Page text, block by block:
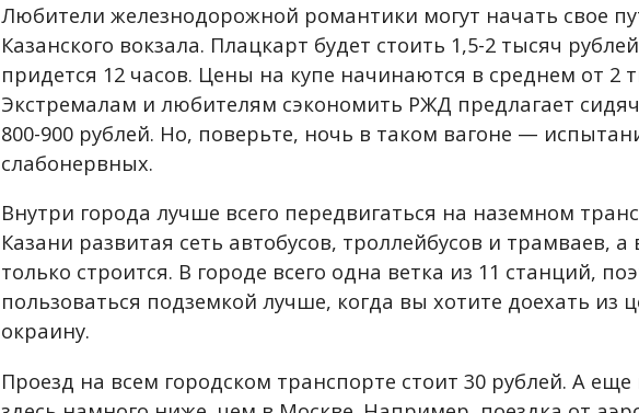
Любители железнодорожной романтики могут начать свое
Казанского вокзала. Плацкарт будет стоить 1,5-2 тысяч
придется 12 часов. Цены на купе начинаются в среднем от 2
Экстремалам и любителям сэкономить РЖД предлагает
800-900 рублей. Но, поверьте, ночь в таком вагоне —
слабонервных.
Внутри города лучше всего передвигаться на наземном
Казани развитая сеть автобусов, троллейбусов и трамваев,
только строится. В городе всего одна ветка из 11 станций,
пользоваться подземкой лучше, когда вы хотите доехать из
окраину.
Проезд на всем городском транспорте стоит 30 рублей. А